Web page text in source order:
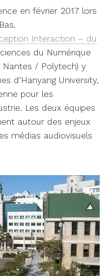
en février 2017 lors
Interaction – du
du Numérique
Nantes / Polytech) y
d’Hanyang University,
pour les
Les deux équipes
autour des enjeux
médias audiovisuels